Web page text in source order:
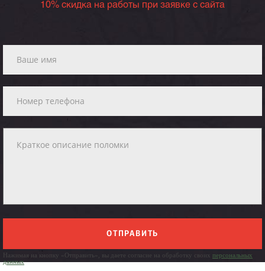
10% скидка на работы при заявке с сайта
ОТПРАВИТЬ
Нажимая на кнопку «Отправить», вы даете согласие на обработку своих персональных
данных